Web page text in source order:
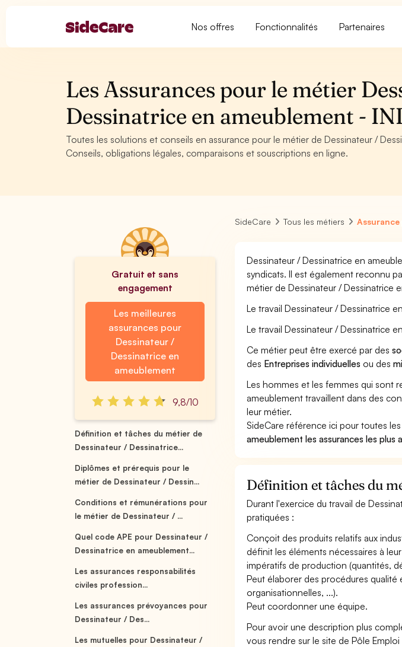
Nos offres Fonctionnalités Partenaires
Les Assurances pour le métier
Dessinatrice en ameublement -
Toutes les solutions et conseils en assurance pour le métier de Dessinateur /
Conseils, obligations légales, comparaisons et souscriptions en ligne.
Gratuit et sans
engagement
Les meilleures
assurances pour
Dessinateur /
Dessinatrice en
ameublement
9,8/10
Définition et tâches du métier de
Dessinateur / Dessinatrice...
Diplômes et prérequis pour le
métier de Dessinateur / Dessin...
Conditions et rémunérations pour
le métier de Dessinateur / ...
Quel code APE pour Dessinateur /
Dessinatrice en ameublement...
Les assurances responsabilités
civiles profession...
Les assurances prévoyances pour
Dessinateur / Des...
Les mutuelles pour Dessinateur /
SideCare Tous les métiers
Dessinateur / Dessinatrice en
syndicats. Il est également reconnu
métier de Dessinateur / Dessinatrice
Le travail Dessinateur / Dessinatrice
Le travail Dessinateur / Dessinatrice
Ce métier peut être exercé par des
des Entreprises individuelles ou des
Les hommes et les femmes qui sont
ameublement travaillent dans des
leur métier.
SideCare référence ici pour toutes
ameublement les assurances les plus
Définition et tâches du
Durant l'exercice du travail de
pratiquées :
Conçoit des produits relatifs aux
définit les éléments nécessaires à
impératifs de production (quantités,
Peut élaborer des procédures
organisationnelles, ...).
Peut coordonner une équipe.
Pour avoir une description plus
vous rendre sur le site de Pôle